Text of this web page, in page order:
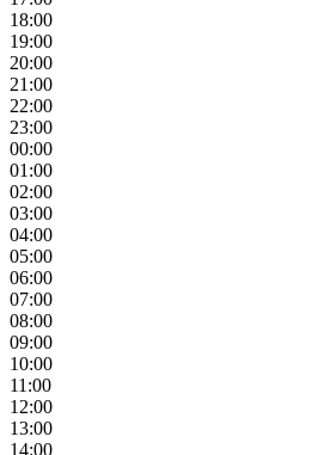
18:00
19:00
20:00
21:00
22:00
23:00
00:00
01:00
02:00
03:00
04:00
05:00
06:00
07:00
08:00
09:00
10:00
11:00
12:00
13:00
14:00